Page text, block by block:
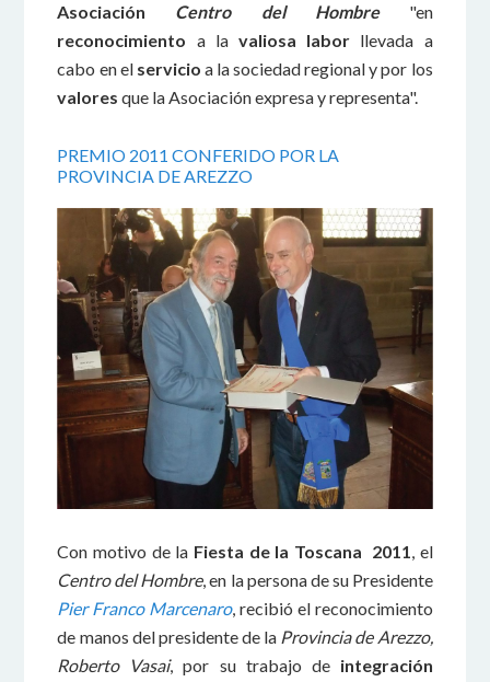
Asociación Centro del Hombre"en
reconocimiento a lavaliosa labor llevada a
cabo en el servicio a la sociedad regional y por los
valores que la Asociación expresa y representa".
PREMIO 2011 CONFERIDO POR LA
PROVINCIA DE AREZZO
Con motivo de la Fiesta de la Toscana 2011, el
Centro del Hombre, en la persona de su Presidente
Pier Franco Marcenaro, recibió el reconocimiento
de manos del presidente de la Provincia de Arezzo,
Roberto Vasai, por su trabajo de integración